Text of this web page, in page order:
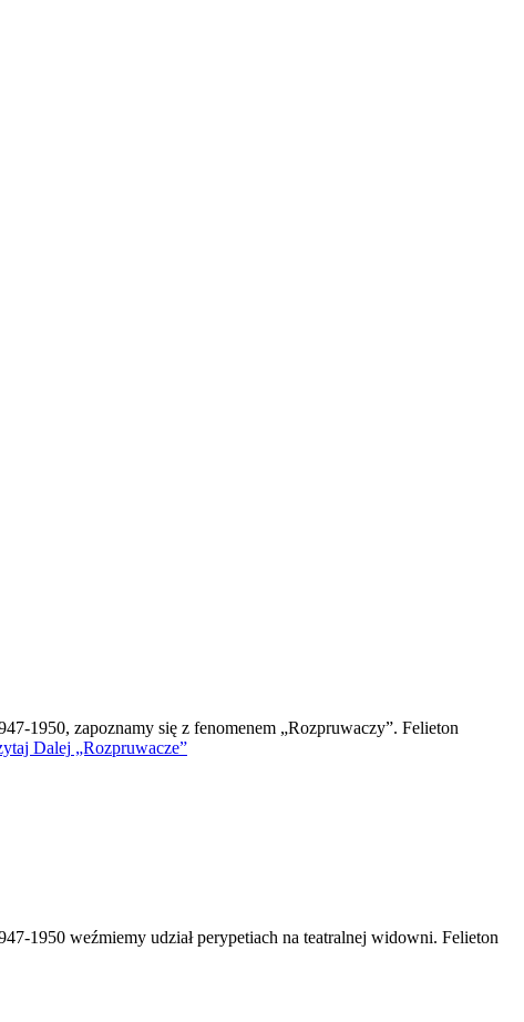
1950, zapoznamy się z fenomenem „Rozpruwaczy”. Felieton
Dalej „Rozpruwacze”
1950 weźmiemy udział perypetiach na teatralnej widowni. Felieton